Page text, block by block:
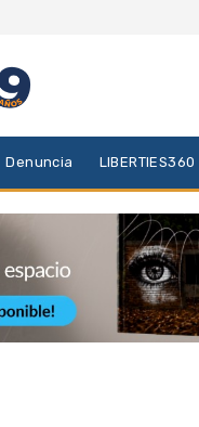
Denuncia LIBERTIES360